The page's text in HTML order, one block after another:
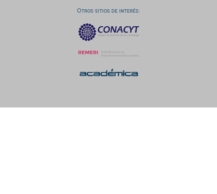
Otros sitios de interés: